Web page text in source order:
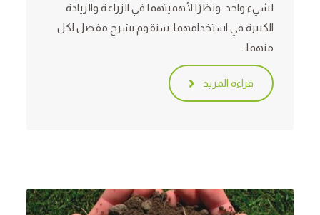
لشيء واحد. ونظرًا لأهميتهما في الزراعة والزيادة
الكبيرة في استخدامهما. سنقوم بشرح مفصل لكل
منهما…
قراءة المزيد